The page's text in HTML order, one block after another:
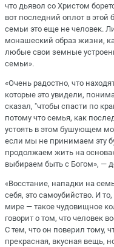
что дьявол со Христом
вот последний оплот в этой
семьи это еще не человек.
монашеский образ жизни,
любые свои земные
семьи».
«Очень радостно, что
которые это увидели,
сказал, "чтобы спасти по
потому что семья, как
устоять в этом бушующем
если мы не принимаем эту
продолжаем жить на
выбираем быть с Богом», —
«Восстание, нападки на
себя, это самоубийство. И
мире — такое чудовищное
говорит о том, что человек
С тем, что он поверил тому,
прекрасная, вкусная вещь,